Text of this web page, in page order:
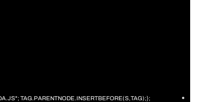
TAG.PARENTNODE.INSERTBEFORE(S,TAG);};